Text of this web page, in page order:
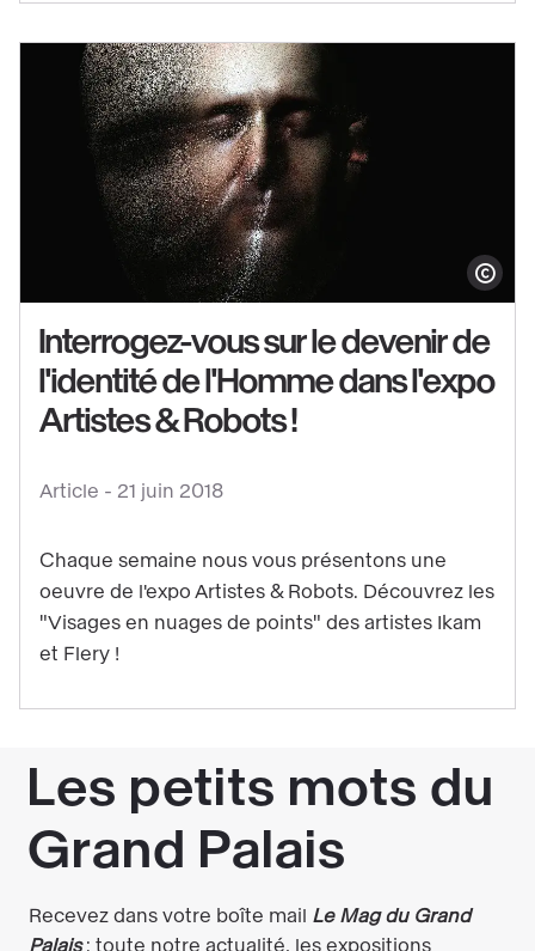
Robots
Voir
contenu
sur
de
dans
Artistes
Afficher le
Interrogez-vous sur le devenir de
l'identité de l'Homme dans l'expo
Artistes & Robots !
Article - 21 juin 2018
Chaque semaine nous vous présentons une
oeuvre de l'expo Artistes & Robots. Découvrez les
"Visages en nuages de points" des artistes Ikam
et Flery !